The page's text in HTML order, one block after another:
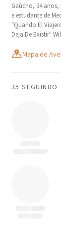
Gaúcho, 34
e estudante de
"Quando El
Deja De Existir"
Mapa de
35 SEGUINDO